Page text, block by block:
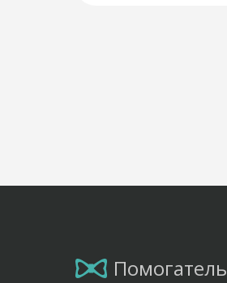
Помогатель